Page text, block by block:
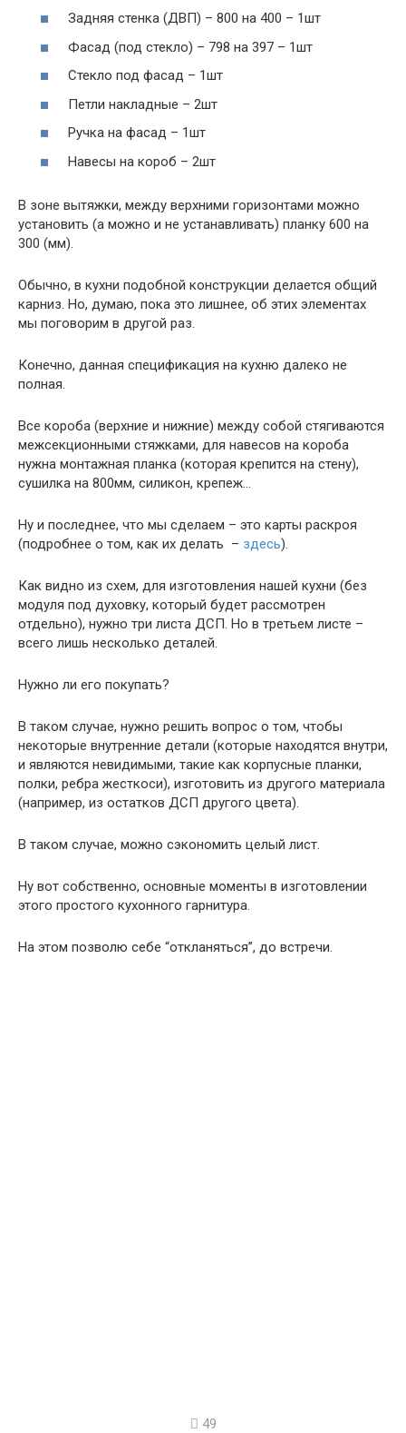
Задняя стенка (ДВП) – 800 на 400 – 1шт
Фасад (под стекло) – 798 на 397 – 1шт
Стекло под фасад – 1шт
Петли накладные – 2шт
Ручка на фасад – 1шт
Навесы на короб – 2шт
В зоне вытяжки, между верхними горизонтами можно
установить (а можно и не устанавливать) планку 600 на
300 (мм).
Обычно, в кухни подобной конструкции делается общий
карниз. Но, думаю, пока это лишнее, об этих элементах
мы поговорим в другой раз.
Конечно, данная спецификация на кухню далеко не
полная.
Все короба (верхние и нижние) между собой стягиваются
межсекционными стяжками, для навесов на короба
нужна монтажная планка (которая крепится на стену),
сушилка на 800мм, силикон, крепеж…
Ну и последнее, что мы сделаем – это карты раскроя
(подробнее о том, как их делать – здесь).
Как видно из схем, для изготовления нашей кухни (без
модуля под духовку, который будет рассмотрен
отдельно), нужно три листа ДСП. Но в третьем листе –
всего лишь несколько деталей.
Нужно ли его покупать?
В таком случае, нужно решить вопрос о том, чтобы
некоторые внутренние детали (которые находятся внутри,
и являются невидимыми, такие как корпусные планки,
полки, ребра жесткоси), изготовить из другого материала
(например, из остатков ДСП другого цвета).
В таком случае, можно сэкономить целый лист.
Ну вот собственно, основные моменты в изготовлении
этого простого кухонного гарнитура.
На этом позволю себе “откланяться”, до встречи.
49